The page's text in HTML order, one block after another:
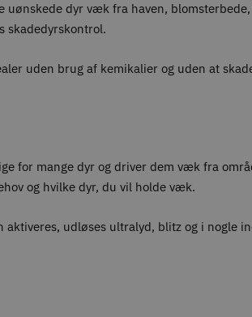
dyr væk fra haven,
skadedyrskontrol.
uden brug af kemikalier og uden at
for mange dyr og driver dem væk fra
og hvilke dyr, du vil holde væk.
udløses ultralyd, blitz og i nogle